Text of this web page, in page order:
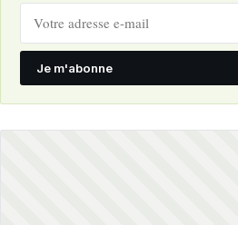
Je m'abonne